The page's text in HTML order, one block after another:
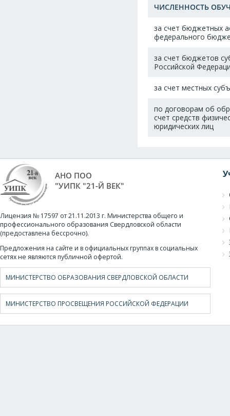
ЧИСЛЕННОСТЬ
за счет бюджетных
федерального
за счет бюджетов
Российской
за счет местных
по договорам об
счет средств
юридических лиц
АНО ПОО
"УИПК "21-Й ВЕК"
Лицензия № 17597 от 21.11.2013 г. Министерства общего и
профессионального образования Свердловской области
(предоставлена бессрочно).
Предложения на сайте и в официальных группах в социальных
сетях не являются публичной офертой.
МИНИСТЕРСТВО ОБРАЗОВАНИЯ СВЕРДЛОВСКОЙ ОБЛАСТИ
МИНИСТЕРСТВО ПРОСВЕЩЕНИЯ РОССИЙСКОЙ ФЕДЕРАЦИИ